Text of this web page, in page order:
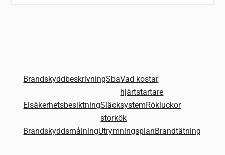
BrandskyddbeskrivningSbaVad kostar
hjärtstartare
ElsäkerhetsbesiktningSläcksystem
storkök
Rökluckor
BrandskyddsmålningUtrymningsplanBrandtätning